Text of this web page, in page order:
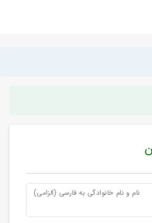
نام و نام خانوادگی به فارسی (الزامی)